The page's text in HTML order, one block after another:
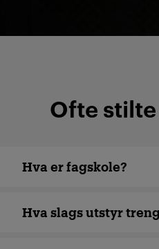
Ofte
Hva er fagskole?
Hva slags utstyr